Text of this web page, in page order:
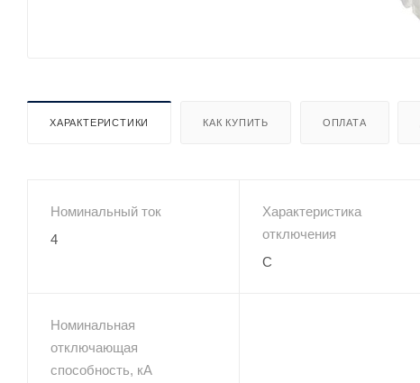
ХАРАКТЕРИСТИКИ КАК КУПИТЬ ОПЛАТА
Номинальный ток
4
Характеристика
отключения
C
Номинальная
отключающая
способность, кА